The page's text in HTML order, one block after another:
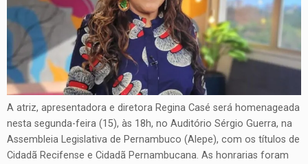
A atriz, apresentadora e diretora Regina Casé será homenageada
nesta segunda-feira (15), às 18h, no Auditório Sérgio Guerra, na
Assembleia Legislativa de Pernambuco (Alepe), com os títulos de
Cidadã Recifense e Cidadã Pernambucana. As honrarias foram